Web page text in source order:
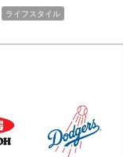
ライフスタイル